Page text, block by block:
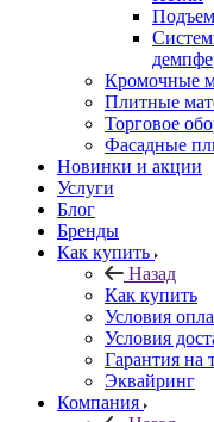
Кромочные
Плитные
Торговое
Фасадные
Новинки и акции
Услуги
Блог
Бренды
Как купить
Назад
Как купить
Условия
Условия
Гарантия на
Эквайринг
Компания